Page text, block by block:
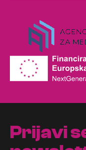
Prijavi